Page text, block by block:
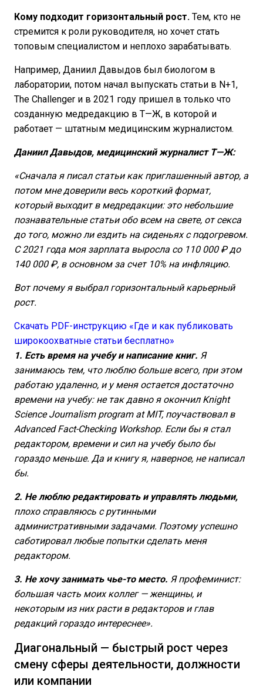
Кому подходит горизонтальный рост. Тем, кто не
стремится к роли руководителя, но хочет стать
топовым специалистом и неплохо зарабатывать.
Например, Даниил Давыдов был биологом в
лаборатории, потом начал выпускать статьи в N+1,
The Challenger и в 2021 году пришел в только что
созданную медредакцию в Т—Ж, в которой и
работает — штатным медицинским журналистом.
Даниил Давыдов, медицинский журналист Т—Ж:
«Сначала я писал статьи как приглашенный автор, а
потом мне доверили весь короткий формат,
который выходит в медредакции: это небольшие
познавательные статьи обо всем на свете, от секса
до того, можно ли ездить на сиденьях с подогревом.
С 2021 года моя зарплата выросла со 110 000 ₽ до
140 000 ₽, в основном за счет 10% на инфляцию.
Вот почему я выбрал горизонтальный карьерный
рост.
Скачать PDF-инструкцию «Где и как публиковать
широкоохватные статьи бесплатно»
1. Есть время на учебу и написание книг. Я
занимаюсь тем, что люблю больше всего, при этом
работаю удаленно, и у меня остается достаточно
времени на учебу: не так давно я окончил Knight
Science Journalism program at MIT, поучаствовал в
Advanced Fact-Checking Workshop. Если бы я стал
редактором, времени и сил на учебу было бы
гораздо меньше. Да и книгу я, наверное, не написал
бы.
2. Не люблю редактировать и управлять людьми,
плохо справляюсь с рутинными
административными задачами. Поэтому успешно
саботировал любые попытки сделать меня
редактором.
3. Не хочу занимать чье-то место. Я профеминист:
большая часть моих коллег — женщины, и
некоторым из них расти в редакторов и глав
редакций гораздо интереснее».
Диагональный — быстрый рост через
смену сферы деятельности, должности
или компании